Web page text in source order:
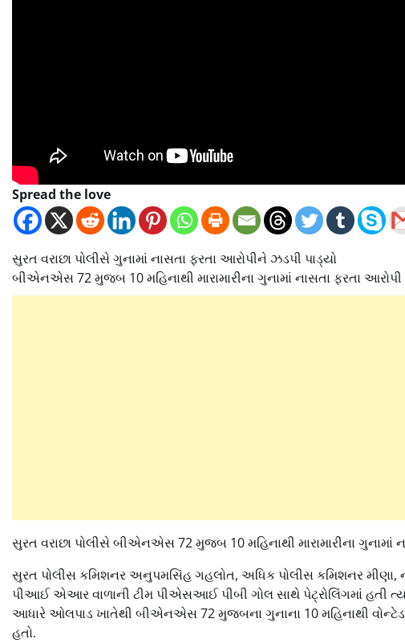
Spread the love
સુરત વરાછા પોલીસે ગુનામાં નાસતા ફરતા આરોપીને ઝડપી પાડ્યો
બીએનએસ 72 મુજબ 10 મહિનાથી મારામારીના ગુનામાં નાસતા ફરતા આરોપી
સુરત વરાછા પોલીસે બીએનએસ 72 મુજબ 10 મહિનાથી મારામારીના ગુનામાં
સુરત પોલીસ કમિશનર અનુપમસિંહ ગહલોત, અધિક પોલીસ કમિશનર
પીઆઈ એઆર વાળાની ટીમ પીએસઆઈ પીબી ગોલ સાથે પેટ્રોલિંગમાં હતી
આધારે ઓલપાડ ખાતેથી બીએનએસ 72 મુજબના ગુનાના 10 મહિનાથી વોન્ટેડ
હતો.